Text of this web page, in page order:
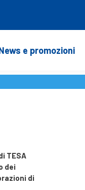
e promozioni
TESA
dei
di